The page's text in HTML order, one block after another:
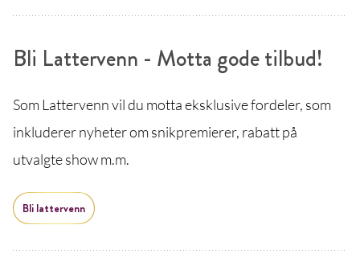
Bli Lattervenn - Motta gode tilbud!
Som Lattervenn vil du motta eksklusive fordeler, som
inkluderer nyheter om snikpremierer, rabatt på
utvalgte show m.m.
Bli lattervenn